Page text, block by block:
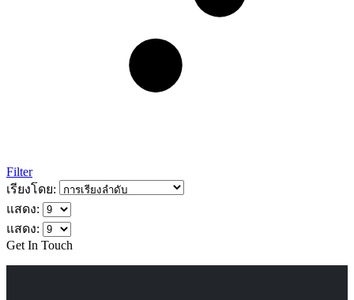
Filter
เรียงโดย:
แสดง:
แสดง:
Get In Touch